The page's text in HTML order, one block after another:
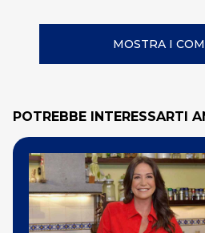
MOSTRA I
POTREBBE INTERESSARTI